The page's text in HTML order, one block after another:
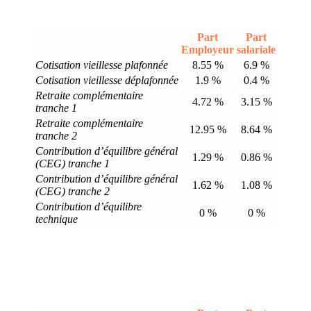
Part
Employeur
Part
salariale
Cotisation vieillesse plafonnée
8.55 %
6.9 %
Cotisation vieillesse déplafonnée
1.9 %
0.4 %
Retraite complémentaire
tranche 1
4.72 %
3.15 %
Retraite complémentaire
tranche 2
12.95 %
8.64 %
Contribution d’équilibre général
(CEG) tranche 1
1.29 %
0.86 %
Contribution d’équilibre général
(CEG) tranche 2
1.62 %
1.08 %
Contribution d’équilibre
technique
0 % 0 %